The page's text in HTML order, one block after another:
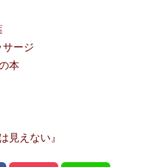
ージ
本
見えない』